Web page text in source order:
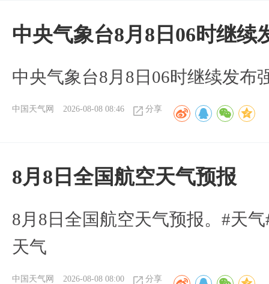
中央气象台8月8日06时继
中央气象台8月8日06时继续发布
中国天气网 2026-08-08 08:46 分享
8月8日全国航空天气预报
8月8日全国航空天气预报。#天
天气
中国天气网 2026-08-08 08:00 分享